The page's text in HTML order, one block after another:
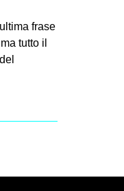
frase
tutto il